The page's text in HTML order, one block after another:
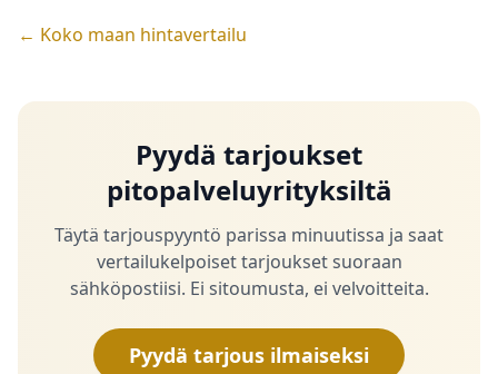
← Koko maan hintavertailu
Pyydä tarjoukset
pitopalveluyrityksiltä
Täytä tarjouspyyntö parissa minuutissa ja saat
vertailukelpoiset tarjoukset suoraan
sähköpostiisi. Ei sitoumusta, ei velvoitteita.
Pyydä tarjous ilmaiseksi